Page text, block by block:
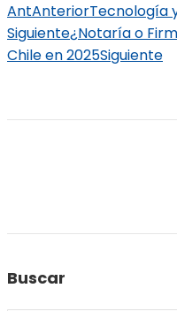
AntAnteriorTecnología
Siguiente¿Notaría o
Chile en 2025Siguiente
Buscar